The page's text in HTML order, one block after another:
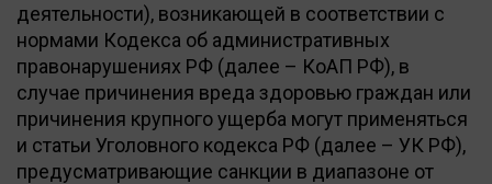
деятельности), возникающей в соответствии с
нормами Кодекса об административных
правонарушениях РФ (далее – КоАП РФ), в
случае причинения вреда здоровью граждан или
причинения крупного ущерба могут применяться
и статьи Уголовного кодекса РФ (далее – УК РФ),
предусматривающие санкции в диапазоне от